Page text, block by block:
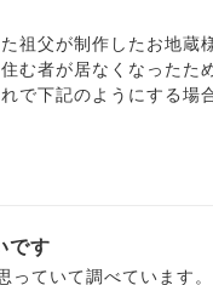
む者が居なくなったた
で下記のようにする場
ています よろしくお願
です
。 インターネット上では信頼できない情